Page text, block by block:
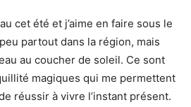
cet été et j’aime en faire sous le
partout dans la région, mais
au coucher de soleil. Ce sont
magiques qui me permettent
réussir à vivre l’instant présent.